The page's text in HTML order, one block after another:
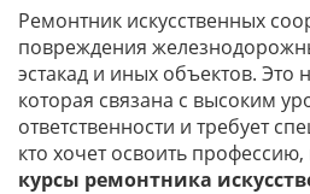
Ремонтник искусственных
повреждения
эстакад и иных объектов. Это
которая связана с высоким
ответственности и требует
кто хочет освоить
курсы ремонтника